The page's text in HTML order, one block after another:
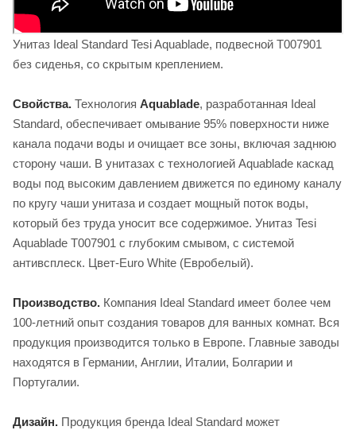
Унитаз Ideal Standard Tesi Aquablade, подвесной T007901
без сиденья, со скрытым креплением.
Свойства. Технология Aquablade, разработанная Ideal
Standard, обеспечивает омывание 95% поверхности ниже
канала подачи воды и очищает все зоны, включая заднюю
сторону чаши. В унитазах с технологией Aquablade каскад
воды под высоким давлением движется по единому каналу
по кругу чаши унитаза и создает мощный поток воды,
который без труда уносит все содержимое. Унитаз Tesi
Aquablade T007901 с глубоким смывом, с системой
антивсплеск. Цвет-Euro White (Евробелый).
Производство. Компания Ideal Standard имеет более чем
100-летний опыт создания товаров для ванных комнат. Вся
продукция производится только в Европе. Главные заводы
находятся в Германии, Англии, Италии, Болгарии и
Португалии.
Дизайн. Продукция бренда Ideal Standard может